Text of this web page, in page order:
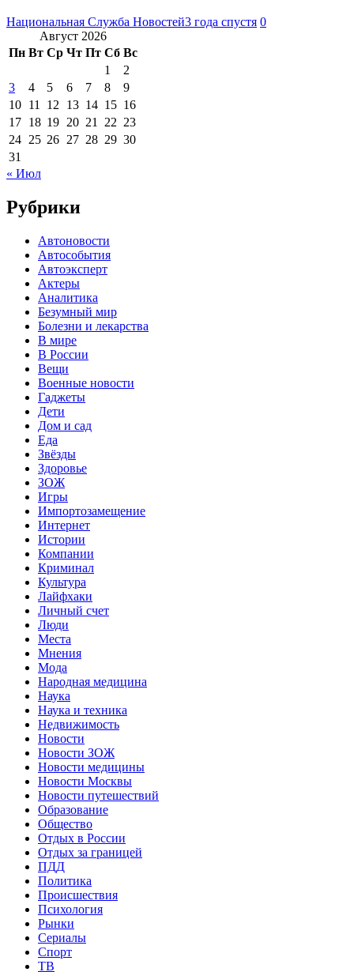
Национальная Служба Новостей3 года спустя 0
Август 2026
Пн Вт Ср Чт Пт Сб Вс
1
2
3
4 5 6 7 8
9
10 11 12 13 14 15 16
17 18 19 20 21 22 23
24 25 26 27 28 29 30
31
« Июл
Рубрики
Автоновости
Автособытия
Автоэксперт
Актеры
Аналитика
Безумный мир
Болезни и лекарства
В мире
В России
Вещи
Военные новости
Гаджеты
Дети
Дом и сад
Еда
Звёзды
Здоровье
ЗОЖ
Игры
Импортозамещение
Интернет
Истории
Компании
Криминал
Культура
Лайфхаки
Личный счет
Люди
Места
Мнения
Мода
Народная медицина
Наука
Наука и техника
Недвижимость
Новости
Новости ЗОЖ
Новости медицины
Новости Москвы
Новости путешествий
Образование
Общество
Отдых в России
Отдых за границей
ПДД
Политика
Происшествия
Психология
Рынки
Сериалы
Спорт
ТВ